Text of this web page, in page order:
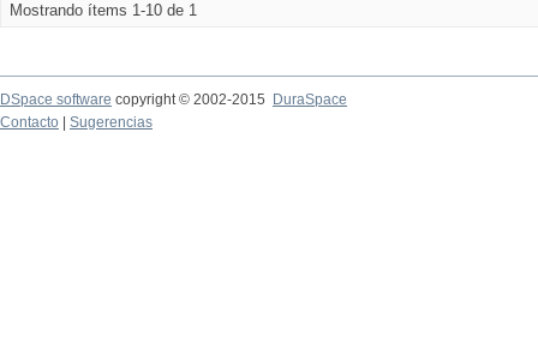
Mostrando ítems 1-10 de 1
DSpace software copyright © 2002-2015
DuraSpace
Contacto
Sugerencias